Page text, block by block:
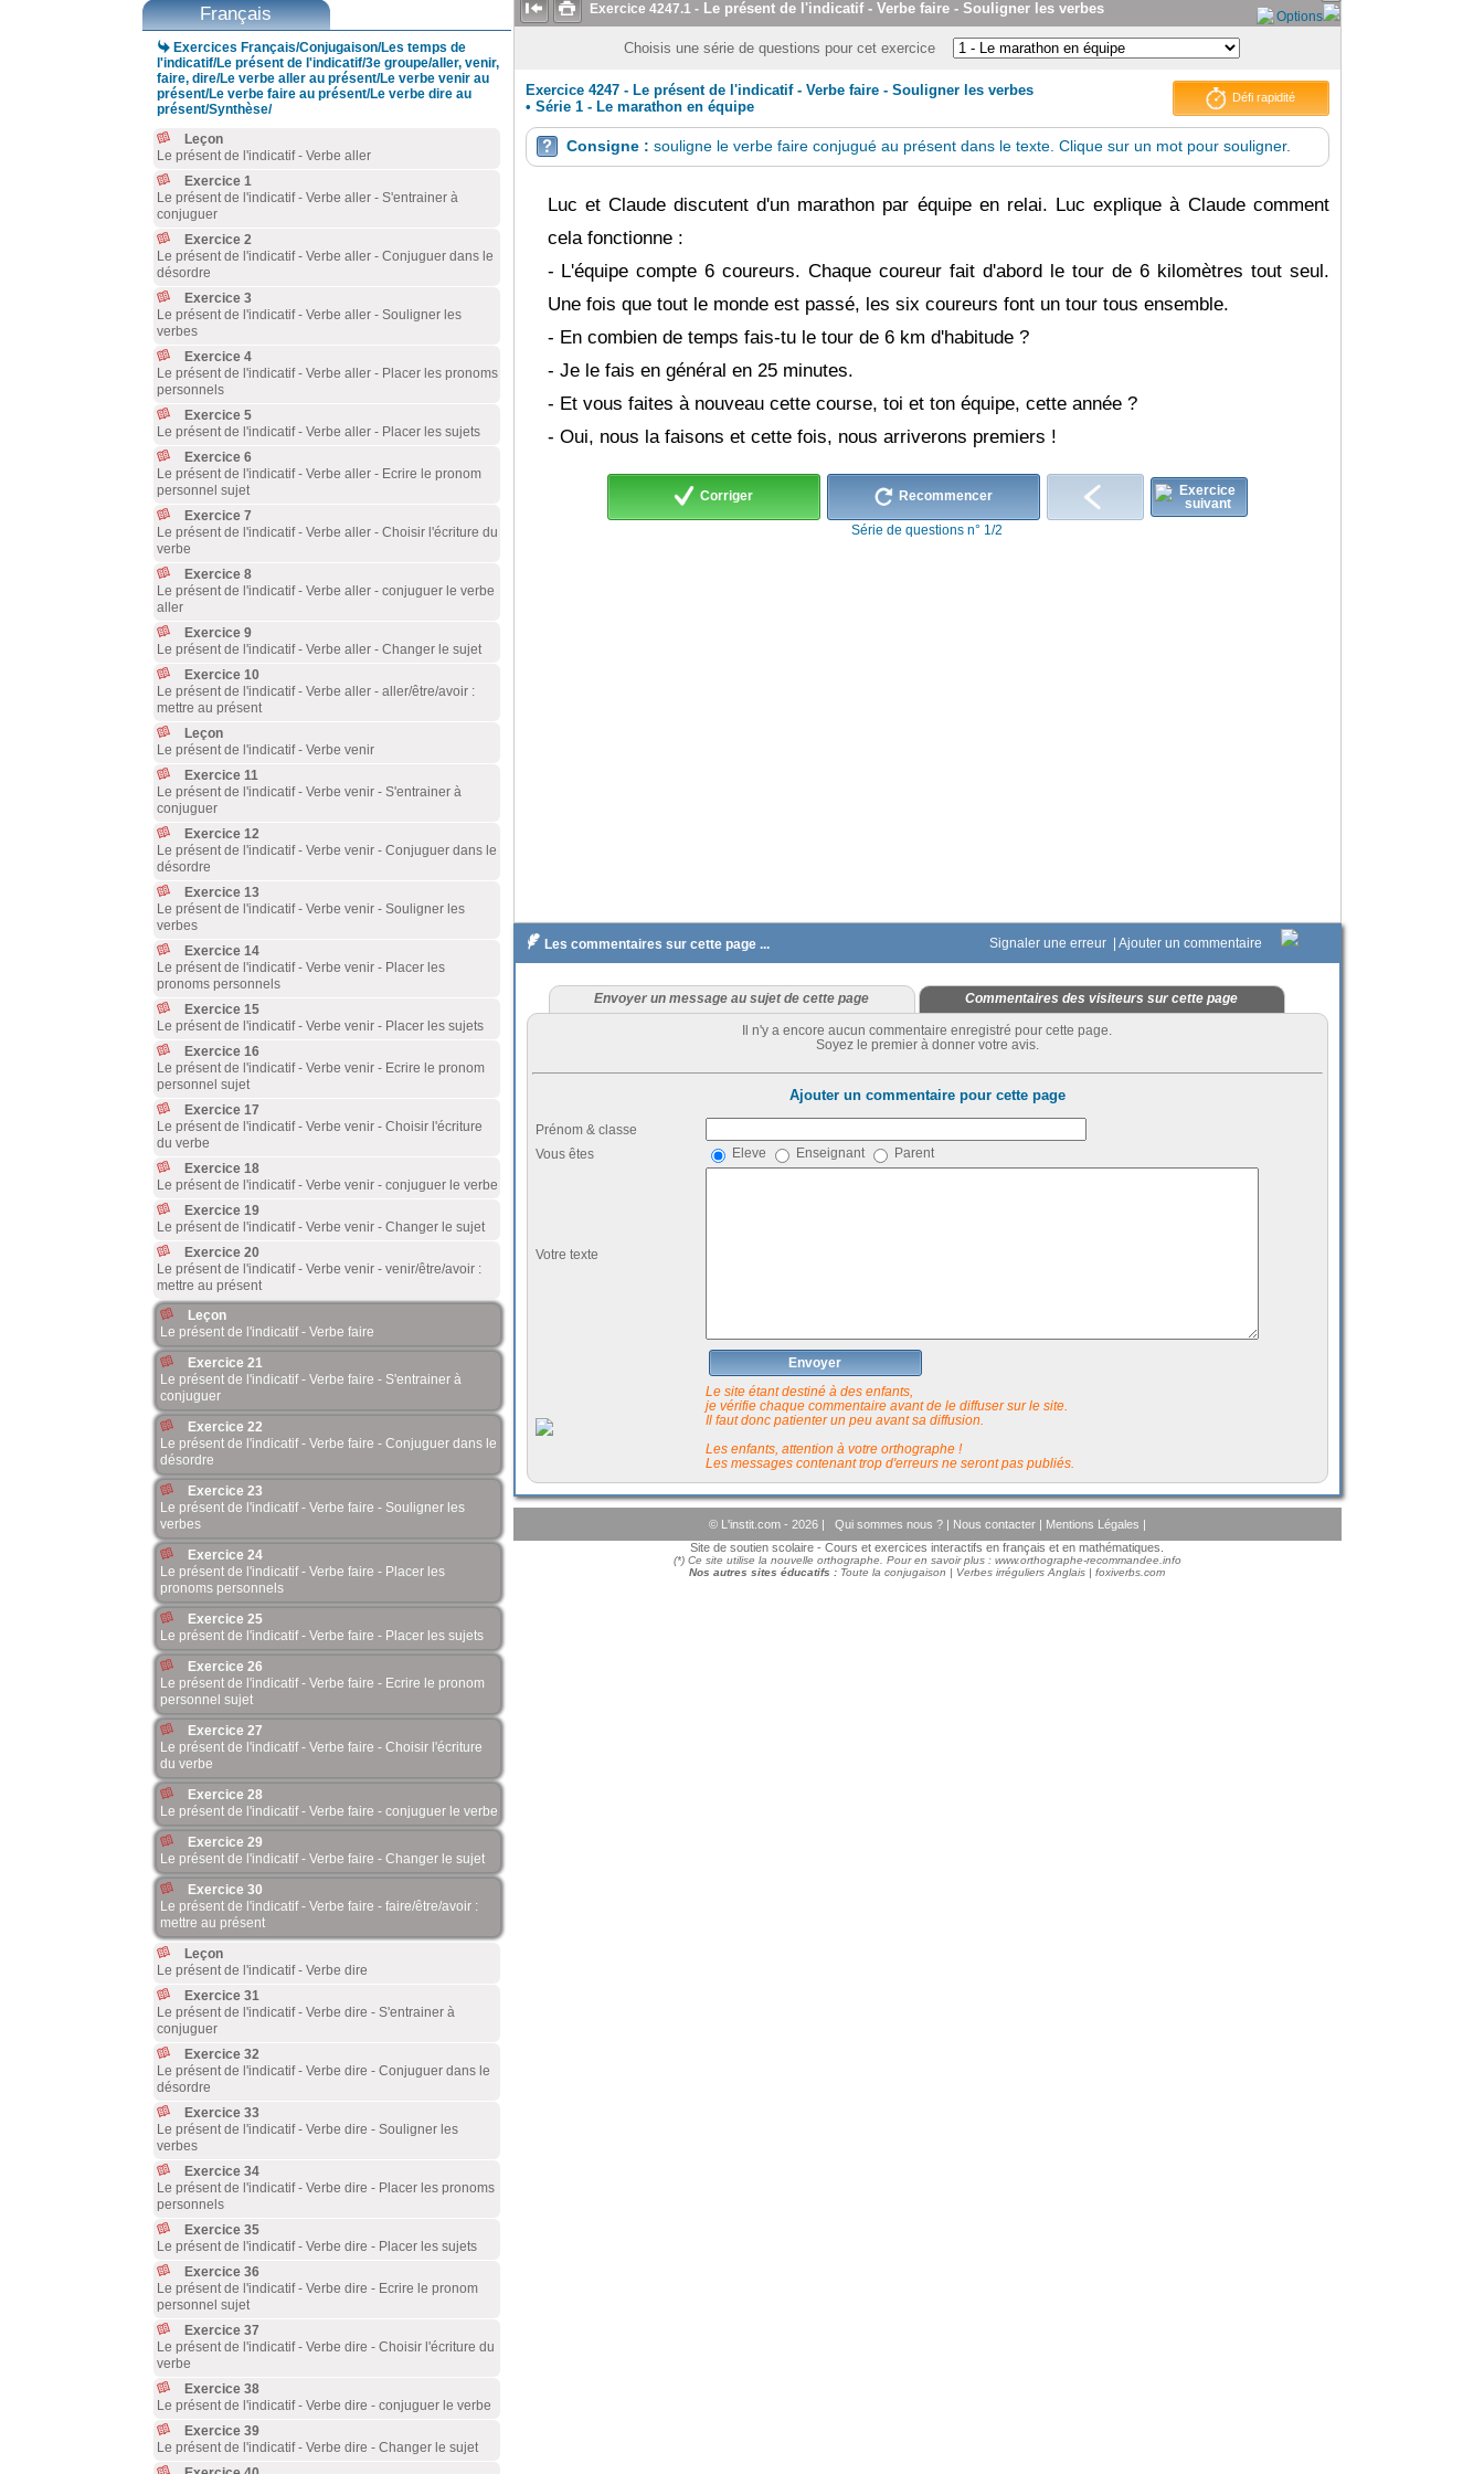
Français
 Exercices Français/Conjugaison/Les temps de
l'indicatif/Le présent de l'indicatif/3e groupe/aller, venir,
faire, dire/Le verbe aller au présent/Le verbe venir au
présent/Le verbe faire au présent/Le verbe dire au
présent/Synthèse/
Leçon
Le présent de l'indicatif - Verbe aller
Exercice 1
Le présent de l'indicatif - Verbe aller - S'entrainer à
conjuguer
Exercice 2
Le présent de l'indicatif - Verbe aller - Conjuguer dans le
désordre
Exercice 3
Le présent de l'indicatif - Verbe aller - Souligner les
verbes
Exercice 4
Le présent de l'indicatif - Verbe aller - Placer les pronoms
personnels
Exercice 5
Le présent de l'indicatif - Verbe aller - Placer les sujets
Exercice 6
Le présent de l'indicatif - Verbe aller - Ecrire le pronom
personnel sujet
Exercice 7
Le présent de l'indicatif - Verbe aller - Choisir l'écriture du
verbe
Exercice 8
Le présent de l'indicatif - Verbe aller - conjuguer le verbe
aller
Exercice 9
Le présent de l'indicatif - Verbe aller - Changer le sujet
Exercice 10
Le présent de l'indicatif - Verbe aller - aller/être/avoir :
mettre au présent
Leçon
Le présent de l'indicatif - Verbe venir
Exercice 11
Le présent de l'indicatif - Verbe venir - S'entrainer à
conjuguer
Exercice 12
Le présent de l'indicatif - Verbe venir - Conjuguer dans le
désordre
Exercice 13
Le présent de l'indicatif - Verbe venir - Souligner les
verbes
Exercice 14
Le présent de l'indicatif - Verbe venir - Placer les
pronoms personnels
Exercice 15
Le présent de l'indicatif - Verbe venir - Placer les sujets
Exercice 16
Le présent de l'indicatif - Verbe venir - Ecrire le pronom
personnel sujet
Exercice 17
Le présent de l'indicatif - Verbe venir - Choisir l'écriture
du verbe
Exercice 18
Le présent de l'indicatif - Verbe venir - conjuguer le verbe
Exercice 19
Le présent de l'indicatif - Verbe venir - Changer le sujet
Exercice 20
Le présent de l'indicatif - Verbe venir - venir/être/avoir :
mettre au présent
Leçon
Le présent de l'indicatif - Verbe faire
Exercice 21
Le présent de l'indicatif - Verbe faire - S'entrainer à
conjuguer
Exercice 22
Le présent de l'indicatif - Verbe faire - Conjuguer dans le
désordre
Exercice 23
Le présent de l'indicatif - Verbe faire - Souligner les
verbes
Exercice 24
Le présent de l'indicatif - Verbe faire - Placer les
pronoms personnels
Exercice 25
Le présent de l'indicatif - Verbe faire - Placer les sujets
Exercice 26
Le présent de l'indicatif - Verbe faire - Ecrire le pronom
personnel sujet
Exercice 27
Le présent de l'indicatif - Verbe faire - Choisir l'écriture
du verbe
Exercice 28
Le présent de l'indicatif - Verbe faire - conjuguer le verbe
Exercice 29
Le présent de l'indicatif - Verbe faire - Changer le sujet
Exercice 30
Le présent de l'indicatif - Verbe faire - faire/être/avoir :
mettre au présent
Leçon
Le présent de l'indicatif - Verbe dire
Exercice 31
Le présent de l'indicatif - Verbe dire - S'entrainer à
conjuguer
Exercice 32
Le présent de l'indicatif - Verbe dire - Conjuguer dans le
désordre
Exercice 33
Le présent de l'indicatif - Verbe dire - Souligner les
verbes
Exercice 34
Le présent de l'indicatif - Verbe dire - Placer les pronoms
personnels
Exercice 35
Le présent de l'indicatif - Verbe dire - Placer les sujets
Exercice 36
Le présent de l'indicatif - Verbe dire - Ecrire le pronom
personnel sujet
Exercice 37
Le présent de l'indicatif - Verbe dire - Choisir l'écriture du
verbe
Exercice 38
Le présent de l'indicatif - Verbe dire - conjuguer le verbe
Exercice 39
Le présent de l'indicatif - Verbe dire - Changer le sujet
  Exercice 4247.1- Le présent de l'indicatif - Verbe faire - Souligner les verbes Options
Choisis une série de questions pour cet exercice
Défi rapidité
Exercice 4247 - Le présent de l'indicatif - Verbe faire - Souligner les verbes
• Série 1 - Le marathon en équipe
 Consigne : souligne le verbe faire conjugué au présent dans le texte. Clique sur un mot pour souligner.
Luc et Claude discutent d'un marathon par équipe en relai. Luc explique à Claude comment
cela fonctionne :
- L'équipe compte 6 coureurs. Chaque coureur fait d'abord le tour de 6 kilomètres tout seul.
Une fois que tout le monde est passé, les six coureurs font un tour tous ensemble.
- En combien de temps fais-tu le tour de 6 km d'habitude ?
- Je le fais en général en 25 minutes.
- Et vous faites à nouveau cette course, toi et ton équipe, cette année ?
- Oui, nous la faisons et cette fois, nous arriverons premiers !
Corriger Recommencer
Série de questions n° 1/2
 Les commentaires sur cette page ... Signaler une erreur Ajouter un commentaire
Envoyer un message au sujet de cette page Commentaires des visiteurs sur cette page
Il n'y a encore aucun commentaire enregistré pour cette page.
Soyez le premier à donner votre avis.
Ajouter un commentaire pour cette page
Prénom & classe
Vous êtes
Eleve Enseignant Parent
Votre texte
Envoyer
Le site étant destiné à des enfants,
je vérifie chaque commentaire avant de le diffuser sur le site.
Il faut donc patienter un peu avant sa diffusion.
Les enfants, attention à votre orthographe !
Les messages contenant trop d'erreurs ne seront pas publiés.
© L'instit.com - 2026 | Qui sommes nous ? Nous contacter Mentions Légales
Site de soutien scolaire - Cours et exercices interactifs en français et en mathématiques.
(*) Ce site utilise la nouvelle orthographe. Pour en savoir plus : www.orthographe-recommandee.info
Nos autres sites éducatifs : Toute la conjugaison | Verbes irréguliers Anglais | foxiverbs.com